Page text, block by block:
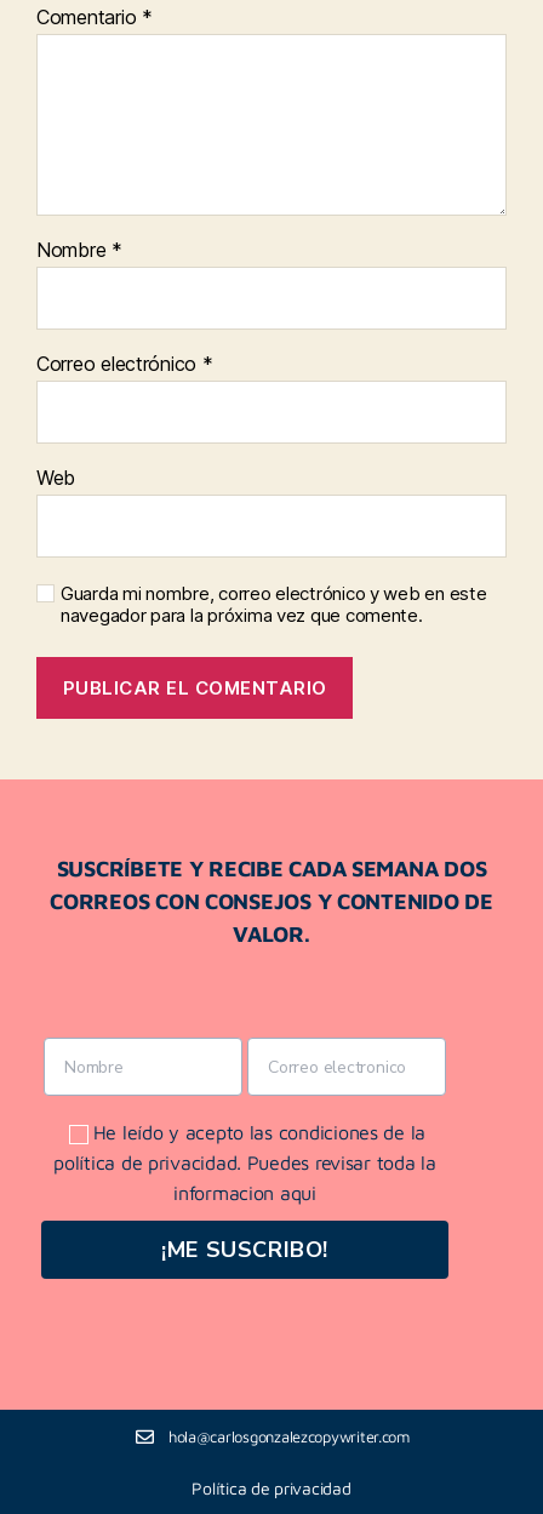
Comentario *
Nombre *
Correo electrónico *
Web
Guarda mi nombre, correo electrónico y web en este
navegador para la próxima vez que comente.
SUSCRÍBETE Y RECIBE CADA SEMANA DOS
CORREOS CON CONSEJOS Y CONTENIDO DE
VALOR.
He leído y acepto las condiciones de la
política de privacidad. Puedes revisar toda la
informacion aqui
¡ME SUSCRIBO!
hola@carlosgonzalezcopywriter.com
Política de privacidad